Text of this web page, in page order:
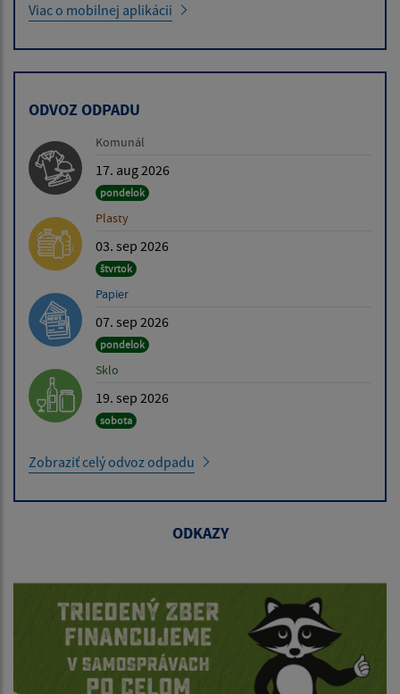
Viac o mobilnej aplikácii
ODVOZ ODPADU
Komunál
17. aug 2026
pondelok
Plasty
03. sep 2026
štvrtok
Papier
07. sep 2026
pondelok
Sklo
19. sep 2026
sobota
Zobraziť celý odvoz odpadu
ODKAZY